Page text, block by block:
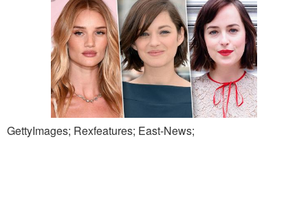
GettyImages; Rexfeatures; East-News;